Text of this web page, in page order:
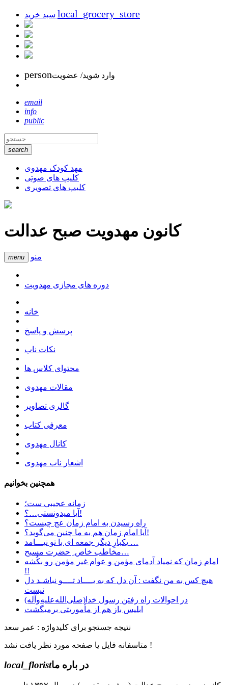
local_grocery_store
personوارد شوید/ عضویت
email
info
public
search
مهد کودک مهدوی
کلیپ های صوتی
کلیپ های تصویری
کانون مهدویت صبح عدالت
menu منو
دوره های مجازی مهدویت
خانه
پرسش و پاسخ
نکات ناب
محتوای کلاس ها
مقالات مهدوی
گالری تصاویر
معرفی کتاب
کانال مهدوی
اشعار ناب مهدوی
همچنین بخوانیم
زمانه عجیبی ست؛
آیا میدونستی…؟!
راه رسیدن به امام زمان عج چیست؟
آیا امام زمان هم به ما چنین می‌گوید؟!
یکبارِ دیگر جمعه ای با تو نیـــامد …
مخاطب خاص ِ حضرت مسیح…
امام زمان که نمیاد آدمای مؤمن و عوام غیر مؤمن رو بکُشه
!!
هیچ کس به من نگفت : آن دل که به یــــاد تــــو نباشـد دل
نیست
در احوالات راه رفتن رسول خدا(صلی‌الله‌علیه‌وآله)
ابليس باز هم از مأموريتی برمیگشت
نتیجه جستجو برای کلیدواژه : عمر سعد
متاسفانه فایل یا صفحه مورد نظر یافت نشد !
local_floristدر باره ما